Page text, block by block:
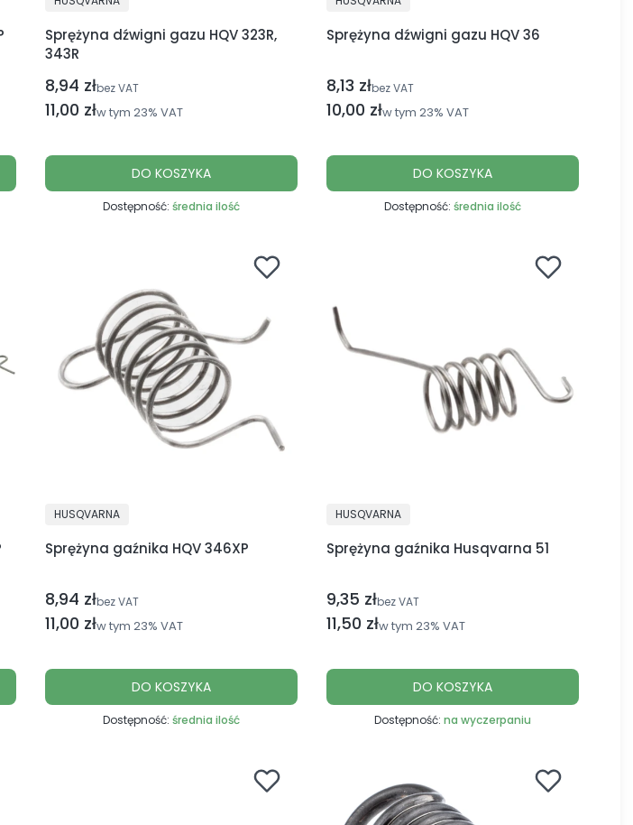
Sprężyna dźwigni gazu HQV 323R,
343R
Cena brutto
11,00 złw tym 23% VAT
Cena netto
8,94 złbez VAT
DO KOSZYKA
Dostępność: średnia ilość
Sprężyna dźwigni gazu HQV 36
Cena brutto
10,00 złw tym 23% VAT
Cena netto
8,13 złbez VAT
DO KOSZYKA
Dostępność: średnia ilość
Sprężyna gaźnika HQV 346XP
PRODUCENT
HUSQVARNA
Cena brutto
11,00 złw tym 23% VAT
Cena netto
8,94 złbez VAT
DO KOSZYKA
Dostępność: średnia ilość
Sprężyna gaźnika Husqvarna 51
PRODUCENT
HUSQVARNA
Cena brutto
11,50 złw tym 23% VAT
Cena netto
9,35 złbez VAT
DO KOSZYKA
Dostępność: na wyczerpaniu